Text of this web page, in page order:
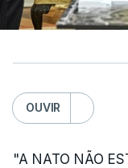
OUVIR
"A NATO NÃO